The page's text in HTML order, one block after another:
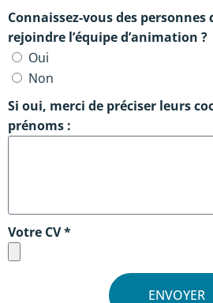
Connaissez-vous des
rejoindre l’équipe d’animation ?
Oui
Non
Si oui, merci de préciser leurs
prénoms :
Votre CV *
ENVOYER